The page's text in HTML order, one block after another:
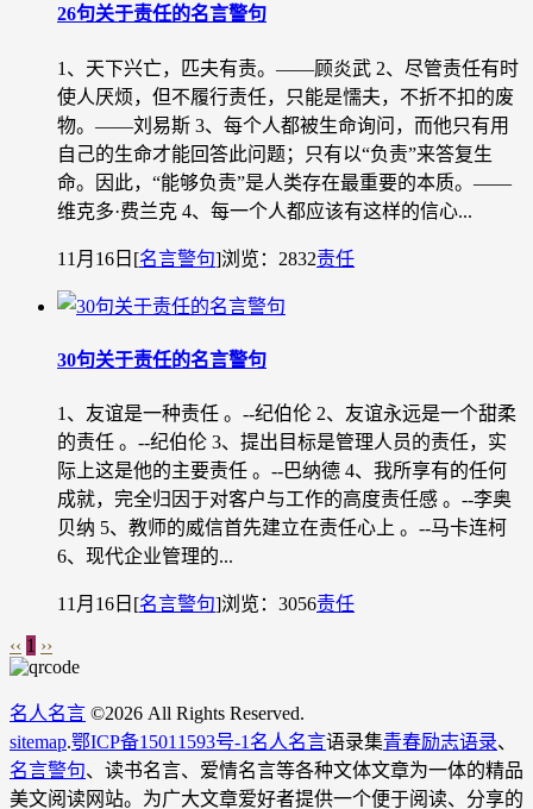
26句关于责任的名言警句
1、天下兴亡，匹夫有责。——顾炎武 2、尽管责任有时
使人厌烦，但不履行责任，只能是懦夫，不折不扣的废
物。——刘易斯 3、每个人都被生命询问，而他只有用
自己的生命才能回答此问题；只有以“负责”来答复生
命。因此，“能够负责”是人类存在最重要的本质。——
维克多·费兰克 4、每一个人都应该有这样的信心...
11月16日 [名言警句]浏览：2832责任
30句关于责任的名言警句
1、友谊是一种责任 。--纪伯伦 2、友谊永远是一个甜柔
的责任 。--纪伯伦 3、提出目标是管理人员的责任，实
际上这是他的主要责任 。--巴纳德 4、我所享有的任何
成就，完全归因于对客户与工作的高度责任感 。--李奥
贝纳 5、教师的威信首先建立在责任心上 。--马卡连柯
6、现代企业管理的...
11月16日 [名言警句]浏览：3056责任
‹‹ 1 ››
名人名言 ©2026 All Rights Reserved.
sitemap.鄂ICP备15011593号-1 名人名言语录集青春励志语录、
名言警句、读书名言、爱情名言等各种文体文章为一体的精品
美文阅读网站。为广大文章爱好者提供一个便于阅读、分享的